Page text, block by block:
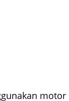
motor